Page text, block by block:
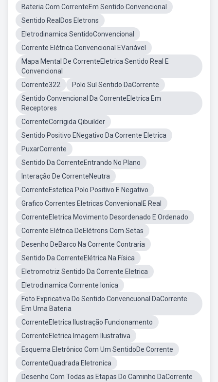
Bateria Com CorrenteEm Sentido Convencional
Sentido RealDos Eletrons
Eletrodinamica SentidoConvencional
Corrente Elétrica Convencional EVariável
Mapa Mental De CorrenteEletrica Sentido Real E
Convencional
Corrente322
Polo Sul Sentido DaCorrente
Sentido Convencional Da CorrenteEletrica Em
Receptores
CorrenteCorrigida Qibuilder
Sentido Positivo ENegativo Da Corrente Eletrica
PuxarCorrente
Sentido Da CorrenteEntrando No Plano
Interação De CorrenteNeutra
CorrenteEstetica Polo Positivo E Negativo
Grafico Correntes Eletricas ConvenionalE Real
CorrenteEletrica Movimento Desordenado E Ordenado
Corrente Elétrica DeElétrons Com Setas
Desenho DeBarco Na Corrente Contraria
Sentido Da CorrenteElétrica Na Física
Eletromotriz Sentido Da Corrente Eletrica
Eletrodinamica Corrrente Ionica
Foto Expricativa Do Sentido Convencuonal DaCorrente
Em Uma Bateria
CorrenteEletrica Ilustração Funcionamento
CorrenteEletrica Imagem Ilustrativa
Esquema Eletrônico Com Um SentidoDe Corrente
CorrenteQuadrada Eletronica
Desenho Com Todas as Etapas Do Caminho DaCorrente